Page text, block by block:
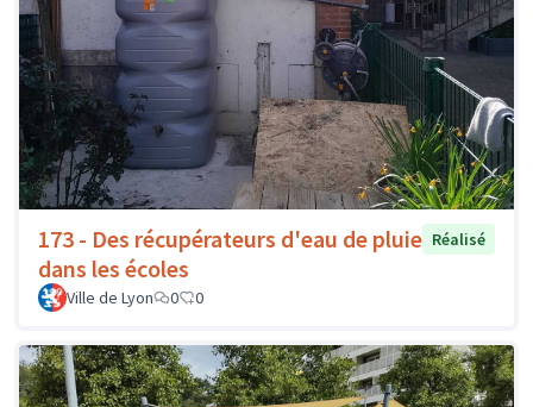
173 - Des récupérateurs d'eau de pluie
dans les écoles
Réalisé
Ville de Lyon 0 0